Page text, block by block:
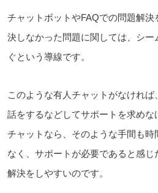
チャットボットやFAQでの問題解
決しなかった問題に関しては、シ
ぐという導線です。
このような有人チャットがなければ、
話をするなどしてサポートを求めな
チャットなら、そのような手間も時
なく、サポートが必要であると感じ
解決をしやすいのです。